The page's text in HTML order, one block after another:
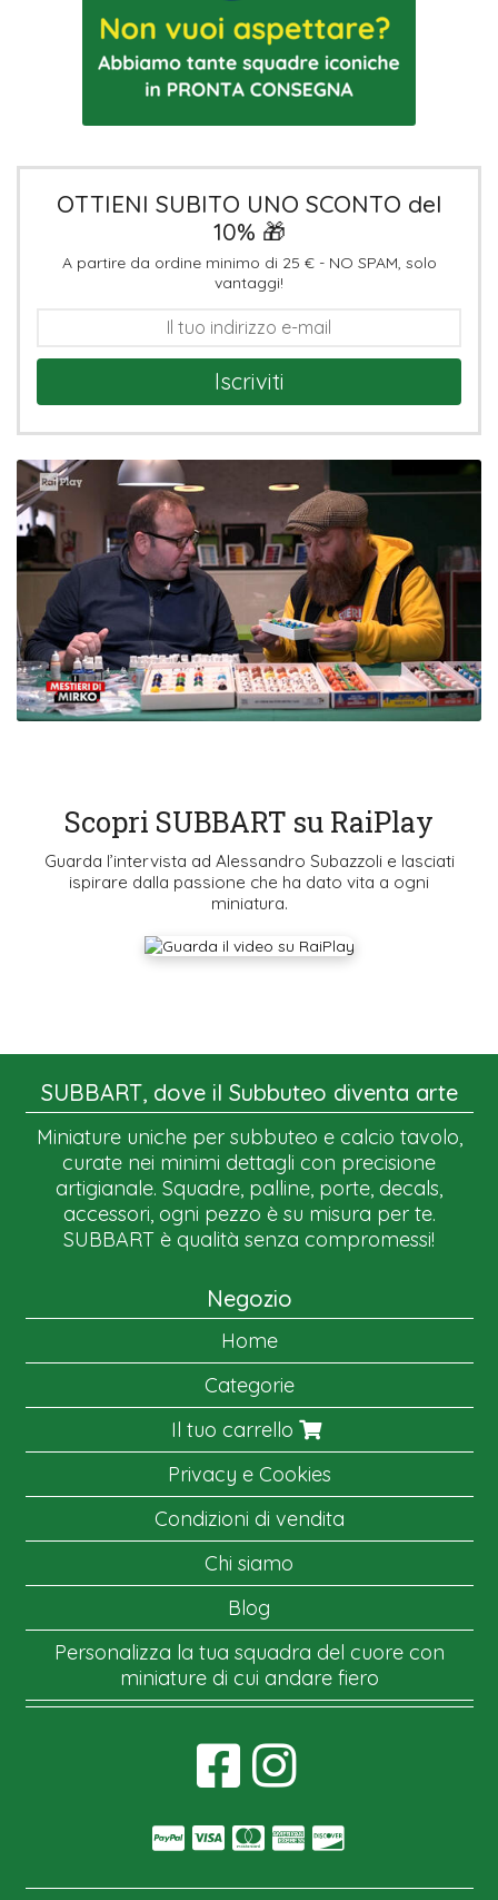
OTTIENI SUBITO UNO SCONTO del
10% 🎁
A partire da ordine minimo di 25 € - NO SPAM, solo
vantaggi!
Iscriviti
Scopri SUBBART su RaiPlay
Guarda l’intervista ad Alessandro Subazzoli e lasciati
ispirare dalla passione che ha dato vita a ogni
miniatura.
SUBBART, dove il Subbuteo diventa arte
Miniature uniche per subbuteo e calcio tavolo,
curate nei minimi dettagli con precisione
artigianale. Squadre, palline, porte, decals,
accessori, ogni pezzo è su misura per te.
SUBBART è qualità senza compromessi!
Negozio
Home
Categorie
Il tuo carrello
Privacy e Cookies
Condizioni di vendita
Chi siamo
Blog
Personalizza la tua squadra del cuore con
miniature di cui andare fiero